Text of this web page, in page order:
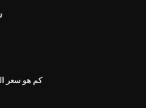
كم هو سعر